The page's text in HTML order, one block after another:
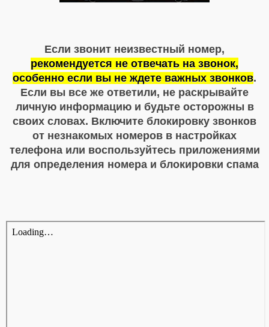
Если звонит неизвестный номер,
рекомендуется не отвечать на звонок,
особенно если вы не ждете важных звонков.
Если вы все же ответили, не раскрывайте
личную информацию и будьте осторожны в
своих словах. Включите блокировку звонков
от незнакомых номеров в настройках
телефона или воспользуйтесь приложениями
для определения номера и блокировки спама